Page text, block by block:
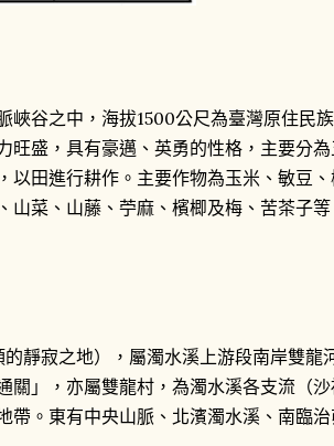
峽谷之中，海拔1500公尺為臺灣原住民
盛，具有豪邁、英勇的性格，主要分為
以田進行耕作。主要作物為玉米、敏豆
山菜、山藤、苧麻、檳楖及梅、苦茶子
靜寂之地），屬濁水溪上游段南岸雙龍
關」，亦屬雙龍村，為濁水溪各支流（
。東有中央山脈、北濱濁水溪、南臨治